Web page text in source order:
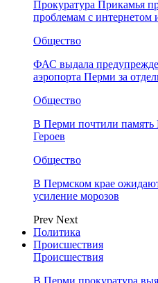
Прокуратура Прикамья
проблемам с
Общество
ФАС выдала
аэропорта Перми за
Общество
В Перми почтили память
Героев
Общество
В Пермском крае
усиление морозов
Prev Next
Политика
Происшествия
Происшествия
В Перми прокуратура